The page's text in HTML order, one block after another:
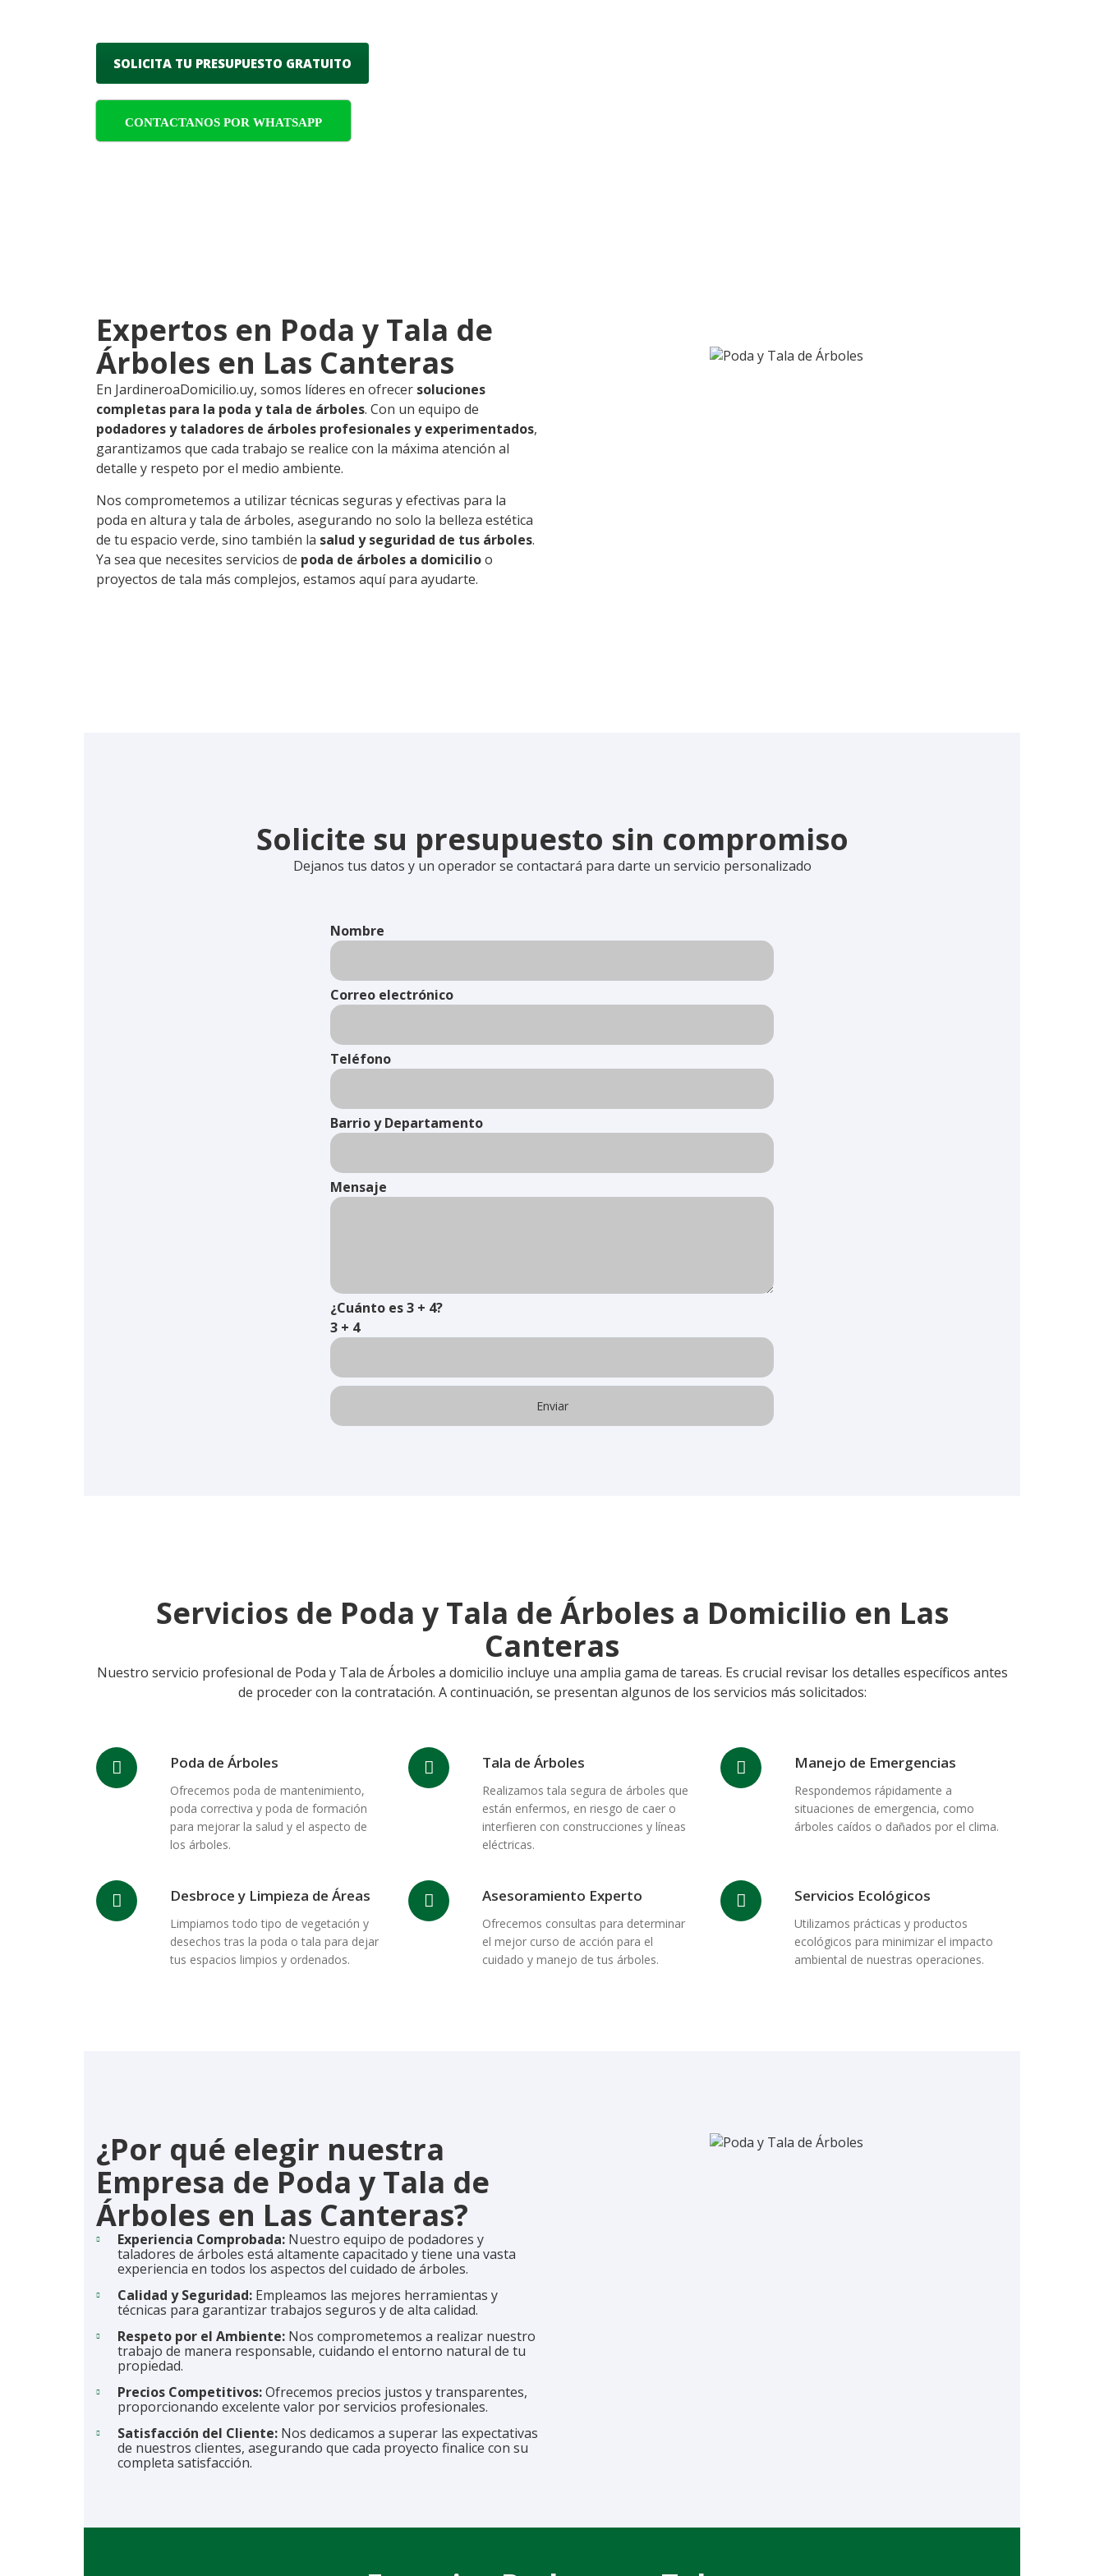
SOLICITA TU PRESUPUESTO GRATUITO
CONTACTANOS POR WHATSAPP
Expertos en Poda y Tala de
Árboles en Las Canteras
En JardineroaDomicilio.uy, somos líderes en ofrecer soluciones
completas para la poda y tala de árboles. Con un equipo de
podadores y taladores de árboles profesionales y experimentados,
garantizamos que cada trabajo se realice con la máxima atención al
detalle y respeto por el medio ambiente.
Nos comprometemos a utilizar técnicas seguras y efectivas para la
poda en altura y tala de árboles, asegurando no solo la belleza estética
de tu espacio verde, sino también la salud y seguridad de tus árboles.
Ya sea que necesites servicios de poda de árboles a domicilioo
proyectos de tala más complejos, estamos aquí para ayudarte.
Solicite su presupuesto sin compromiso
Dejanos tus datos y un operador se contactará para darte un servicio personalizado
Nombre
Correo electrónico
Teléfono
Barrio y Departamento
Mensaje
¿Cuánto es 3 + 4?
3 + 4
Servicios de Poda y Tala de Árboles a Domicilio en Las
Canteras
Nuestro servicio profesional de Poda y Tala de Árboles a domicilio incluye una amplia gama de tareas. Es crucial revisar los detalles específicos antes
de proceder con la contratación. A continuación, se presentan algunos de los servicios más solicitados:
Poda de Árboles
Ofrecemos poda de mantenimiento,
poda correctiva y poda de formación
para mejorar la salud y el aspecto de
los árboles.
Tala de Árboles
Realizamos tala segura de árboles que
están enfermos, en riesgo de caer o
interfieren con construcciones y líneas
eléctricas.
Manejo de Emergencias
Respondemos rápidamente a
situaciones de emergencia, como
árboles caídos o dañados por el clima.
Desbroce y Limpieza de Áreas
Limpiamos todo tipo de vegetación y
desechos tras la poda o tala para dejar
tus espacios limpios y ordenados.
Asesoramiento Experto
Ofrecemos consultas para determinar
el mejor curso de acción para el
cuidado y manejo de tus árboles.
Servicios Ecológicos
Utilizamos prácticas y productos
ecológicos para minimizar el impacto
ambiental de nuestras operaciones.
¿Por qué elegir nuestra
Empresa de Poda y Tala de
Árboles en Las Canteras?
Experiencia Comprobada: Nuestro equipo de podadores y
taladores de árboles está altamente capacitado y tiene una vasta
experiencia en todos los aspectos del cuidado de árboles.
Calidad y Seguridad: Empleamos las mejores herramientas y
técnicas para garantizar trabajos seguros y de alta calidad.
Respeto por el Ambiente: Nos comprometemos a realizar nuestro
trabajo de manera responsable, cuidando el entorno natural de tu
propiedad.
Precios Competitivos:Ofrecemos precios justos y transparentes,
proporcionando excelente valor por servicios profesionales.
Satisfacción del Cliente: Nos dedicamos a superar las expectativas
de nuestros clientes, asegurando que cada proyecto finalice con su
completa satisfacción.